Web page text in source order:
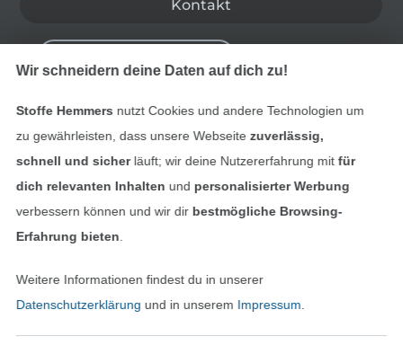
Kontakt
Finde mehr Inspiration
Wir schneidern deine Daten auf dich zu!
Stoffe Hemmers nutzt Cookies und andere Technologien um
zu gewährleisten, dass unsere Webseite zuverlässig,
schnell und sicherläuft; wir deine Nutzererfahrung mitfür
dich relevanten Inhalten und personalisierter Werbung
verbessern können und wir dir bestmögliche Browsing-
Erfahrung bieten
Weitere Informationen findest du in unserer
Datenschutzerklärung und in unserem Impressum